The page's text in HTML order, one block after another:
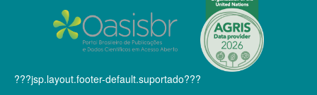
???jsp.layout.footer-default.suportado???